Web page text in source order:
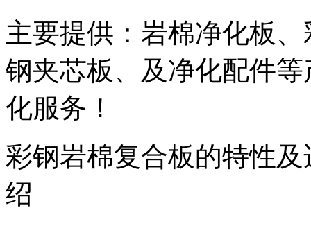
主要提供：岩棉净化板
钢夹芯板、及净化配件
化服务！
彩钢岩棉复合板的特性
绍